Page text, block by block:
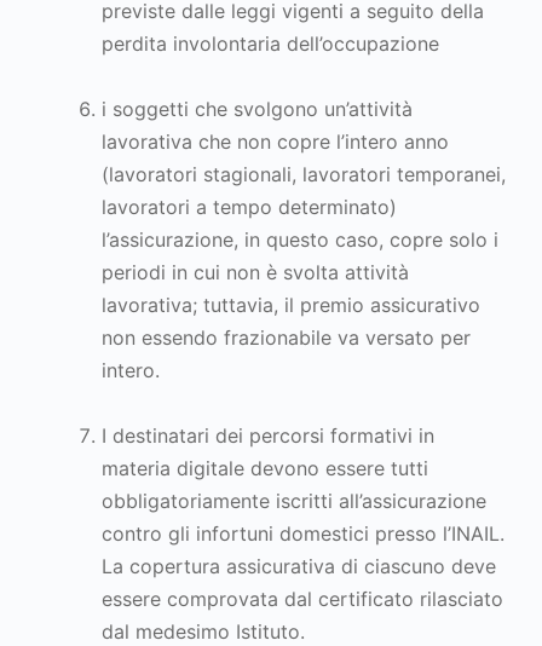
previste dalle leggi vigenti a seguito della
perdita involontaria dell’occupazione
i soggetti che svolgono un’attività
lavorativa che non copre l’intero anno
(lavoratori stagionali, lavoratori temporanei,
lavoratori a tempo determinato)
l’assicurazione, in questo caso, copre solo i
periodi in cui non è svolta attività
lavorativa; tuttavia, il premio assicurativo
non essendo frazionabile va versato per
intero.
I destinatari dei percorsi formativi in
materia digitale devono essere tutti
obbligatoriamente iscritti all’assicurazione
contro gli infortuni domestici presso l’INAIL.
La copertura assicurativa di ciascuno deve
essere comprovata dal certificato rilasciato
dal medesimo Istituto.